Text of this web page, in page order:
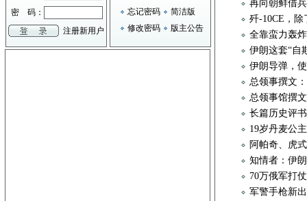
密 码：
注册新用户
忘记密码
简洁版
修改密码
版主公告
再向朝鲜借
歼-10CE，
全靠蛮力轰
伊朗这套“自
伊朗导弹，
总领事撰文
总领事馆撰
长篇历史评
19岁丹麦公
阿帕奇、虎
知情者：伊
70万俄军打
军警手枪新